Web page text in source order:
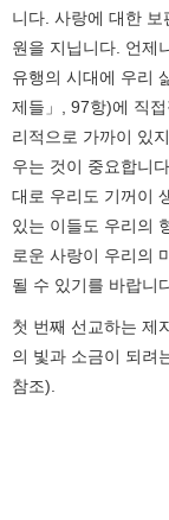
니다. 사랑에 대한
원을 지닙니다. 언제
유행의 시대에 우리
제들」, 97항)에 직
리적으로 가까이 있
우는 것이 중요합니
대로 우리도 기꺼이
있는 이들도 우리의
로운 사랑이 우리의
될 수 있기를 바랍니
첫 번째 선교하는 제
의 빛과 소금이 되려
참조).